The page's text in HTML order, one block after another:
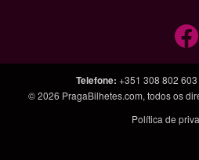
Telefone: +351 308 802 603
© 2026 PragaBilhetes.com, todos os
Política de